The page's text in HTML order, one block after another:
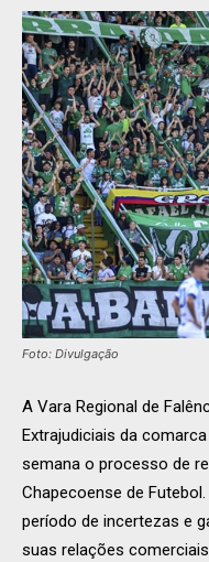
Foto: Divulgação
A Vara Regional de
Extrajudiciais da
semana o processo de
Chapecoense de
período de incertezas e
suas relações